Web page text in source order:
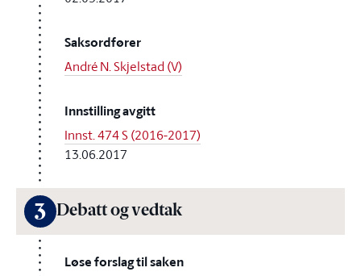
Saksordfører
André N. Skjelstad (V)
Innstilling avgitt
Innst. 474 S (2016-2017)
13.06.2017
3 Debatt og vedtak
Løse forslag til saken